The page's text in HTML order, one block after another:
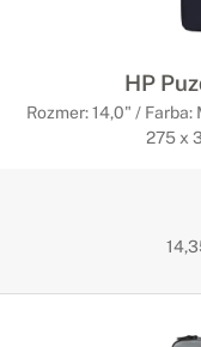
HP
Rozmer: 14,0" /
275 x